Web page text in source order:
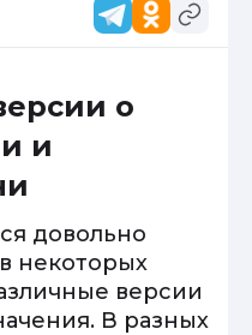
о
и
довольно
некоторых
версии
В разных